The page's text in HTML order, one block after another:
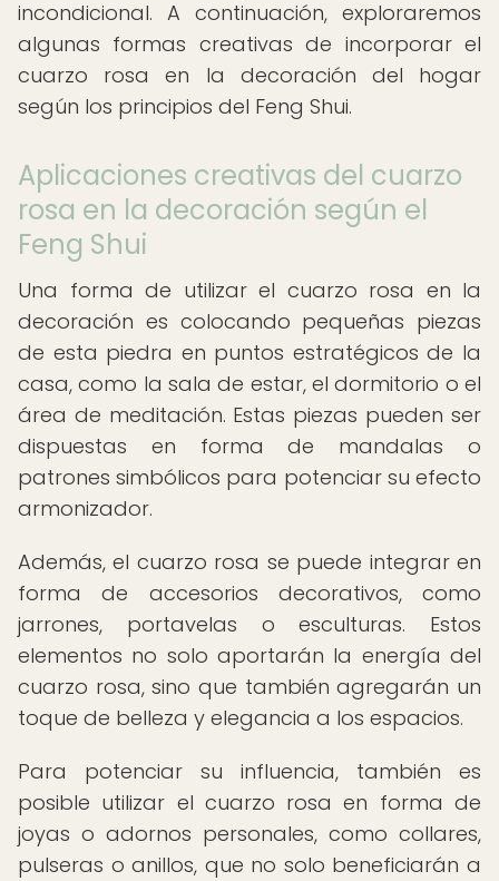
incondicional. A continuación, exploraremos
algunas formas creativas de incorporar el
cuarzo rosa en la decoración del hogar
según los principios del Feng Shui.
Aplicaciones creativas del cuarzo
rosa en la decoración según el
Feng Shui
Una forma de utilizar el cuarzo rosa en la
decoración es colocando pequeñas piezas
de esta piedra en puntos estratégicos de la
casa, como la sala de estar, el dormitorio o el
área de meditación. Estas piezas pueden ser
dispuestas en forma de mandalas o
patrones simbólicos para potenciar su efecto
armonizador.
Además, el cuarzo rosa se puede integrar en
forma de accesorios decorativos, como
jarrones, portavelas o esculturas. Estos
elementos no solo aportarán la energía del
cuarzo rosa, sino que también agregarán un
toque de belleza y elegancia a los espacios.
Para potenciar su influencia, también es
posible utilizar el cuarzo rosa en forma de
joyas o adornos personales, como collares,
pulseras o anillos, que no solo beneficiarán a